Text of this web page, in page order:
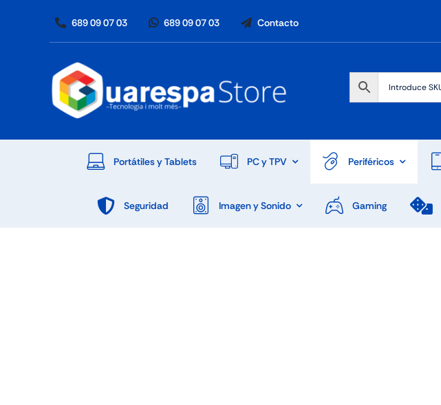
689 09 07 03 689 09 07 03 Contacto
Portátiles y Tablets PC y TPV Periféricos
Seguridad Imagen y Sonido Gaming